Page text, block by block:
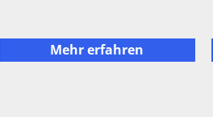
Mehr erfahren